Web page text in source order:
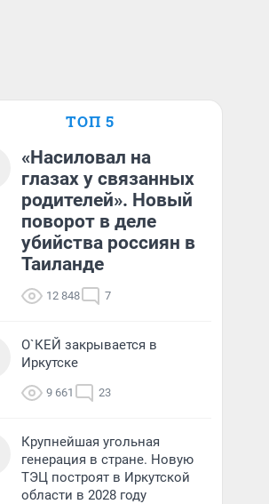
ТОП 5
«Насиловал на
глазах у связанных
родителей». Новый
поворот в деле
убийства россиян в
Таиланде
12 848 7
О`КЕЙ закрывается в
Иркутске
9 661 23
Крупнейшая угольная
генерация в стране. Новую
ТЭЦ построят в Иркутской
области в 2028 году